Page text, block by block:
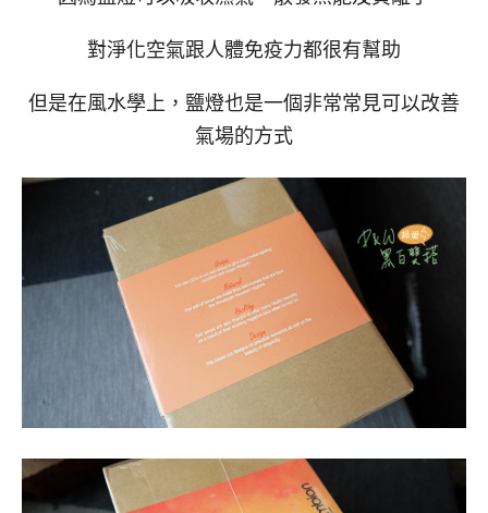
對淨化空氣跟人體免疫力都很有幫助
但是在風水學上，鹽燈也是一個非常常見可以改善
氣場的方式